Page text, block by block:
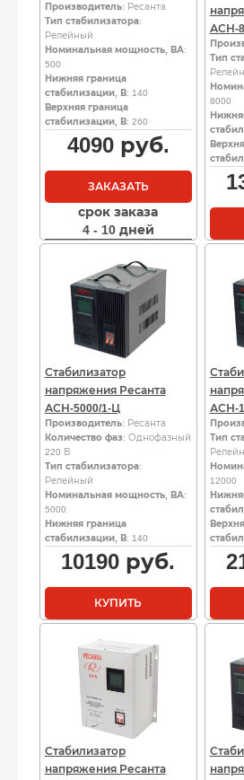
Производитель: Ресанта
Тип стабилизатора:
Релейный
Номинальная мощность, ВА:
500
Нижняя граница
стабилизации, В: 140
Верхняя граница
стабилизации, В: 260
4090руб.
ЗАКАЗАТЬ
срок заказа
4 - 10 дней
АСН-
Тип
8000
Стабилизатор
напряжения Ресанта
АСН-5000/1-Ц
Производитель: Ресанта
Количество фаз: Однофазный
220 В
Тип стабилизатора:
Релейный
Номинальная мощность, ВА:
5000
Нижняя граница
стабилизации, В: 140
10190 руб.
КУПИТЬ
АСН-
Тип
12000
Стабилизатор
напряжения Ресанта